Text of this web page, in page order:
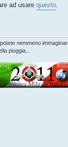
ad usare questo
nemmeno
pioggia...